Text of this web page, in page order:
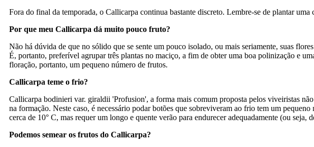
Fora do final da temporada, o Callicarpa continua bastante discreto. Lembre-se de plantar
Por que meu Callicarpa dá muito pouco fruto?
Não há dúvida de que no sólido que se sente um pouco isolado, ou mais seriamente, suas
É, portanto, preferível agrupar três plantas no maciço, a fim de obter uma boa polinização e
floração, portanto, um pequeno número de frutos.
Callicarpa teme o frio?
Callicarpa bodinieri var. giraldii 'Profusion', a forma mais comum proposta pelos viveiristas
na formação. Neste caso, é necessário podar botões que sobreviveram ao frio tem um
cerca de 10° C, mas requer um longo e quente verão para endurecer adequadamente (ou seja,
Podemos semear os frutos do Callicarpa?